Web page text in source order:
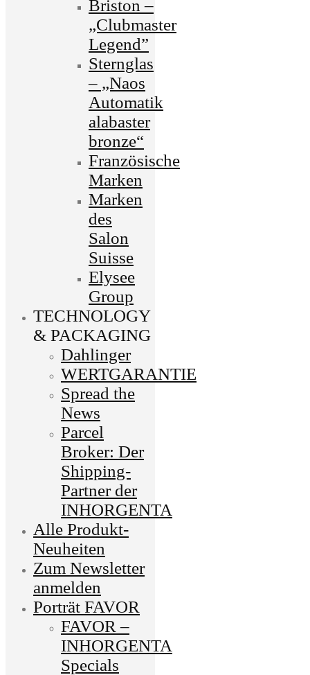
Briston –
„Clubmaster
Legend”
Sternglas
– „Naos
Automatik
alabaster
bronze“
Französische
Marken
Marken
des
Salon
Suisse
Elysee
Group
TECHNOLOGY
& PACKAGING
Dahlinger
WERTGARANTIE
Spread the
News
Parcel
Broker: Der
Shipping-
Partner der
INHORGENTA
Alle Produkt-
Neuheiten
Zum Newsletter
anmelden
Porträt FAVOR
FAVOR –
INHORGENTA
Specials